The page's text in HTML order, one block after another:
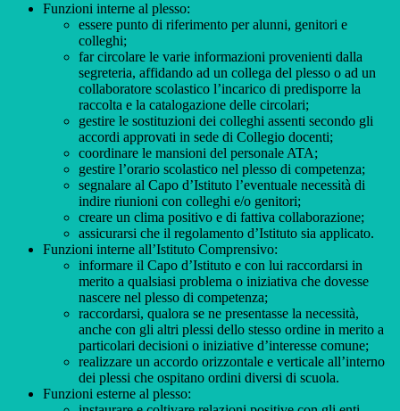
Funzioni interne al plesso:
essere punto di riferimento per alunni, genitori e
colleghi;
far circolare le varie informazioni provenienti dalla
segreteria, affidando ad un collega del plesso o ad un
collaboratore scolastico l’incarico di predisporre la
raccolta e la catalogazione delle circolari;
gestire le sostituzioni dei colleghi assenti secondo gli
accordi approvati in sede di Collegio docenti;
coordinare le mansioni del personale ATA;
gestire l’orario scolastico nel plesso di competenza;
segnalare al Capo d’Istituto l’eventuale necessità di
indire riunioni con colleghi e/o genitori;
creare un clima positivo e di fattiva collaborazione;
assicurarsi che il regolamento d’Istituto sia applicato.
Funzioni interne all’Istituto Comprensivo:
informare il Capo d’Istituto e con lui raccordarsi in
merito a qualsiasi problema o iniziativa che dovesse
nascere nel plesso di competenza;
raccordarsi, qualora se ne presentasse la necessità,
anche con gli altri plessi dello stesso ordine in merito a
particolari decisioni o iniziative d’interesse comune;
realizzare un accordo orizzontale e verticale all’interno
dei plessi che ospitano ordini diversi di scuola.
Funzioni esterne al plesso: